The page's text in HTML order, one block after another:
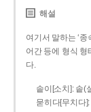
해설
여기서 말하는 ‘
어간 등에 형식 형
다.
솥이[소치]: 솥(
묻히다[무치다